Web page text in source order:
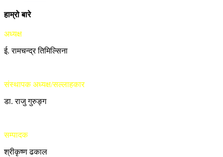
हाम्रो बारे
अध्यक्ष
ई. रामचन्द्र तिमिल्सिना
संस्थापक अध्यक्ष/सल्लाहकार
डा. राजु गुरुङ्ग
सम्पादक
श्रीकृष्ण ढकाल